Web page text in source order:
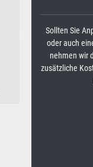
Sollten Sie
oder auch
nehmen wir
zusätzliche